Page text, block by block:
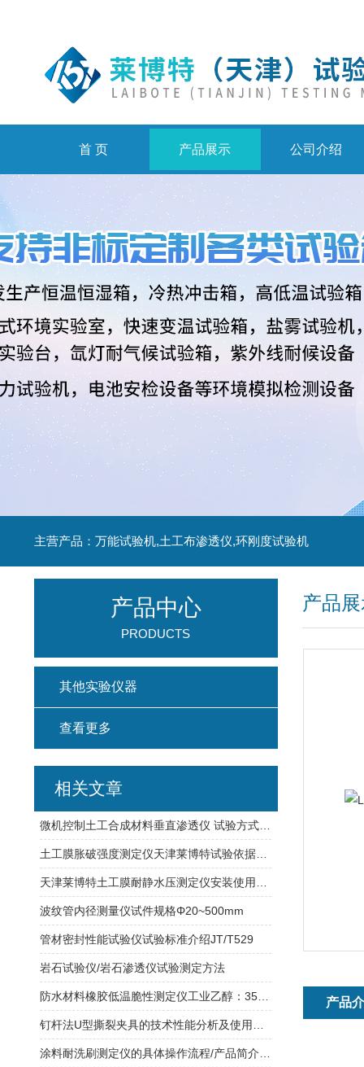
首 页 产品展示 公司介绍
主营产品：万能试验机,土工布渗透仪,环刚度试验机
产品
产品
产品中心
PRODUCTS
其他实验仪器
查看更多
相关文章
波纹管内径测量仪试件规格Φ20~500mm
管材密封性能试验仪试验标准介绍JT/T529
岩石试验仪/岩石渗透仪试验测定方法